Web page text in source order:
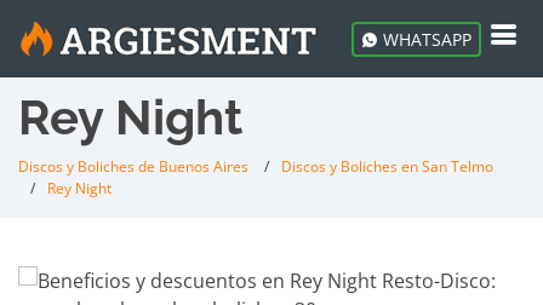
WHATSAPP
Rey Night
Discos y Boliches de Buenos Aires
Discos y Boliches en San Telmo
Rey Night